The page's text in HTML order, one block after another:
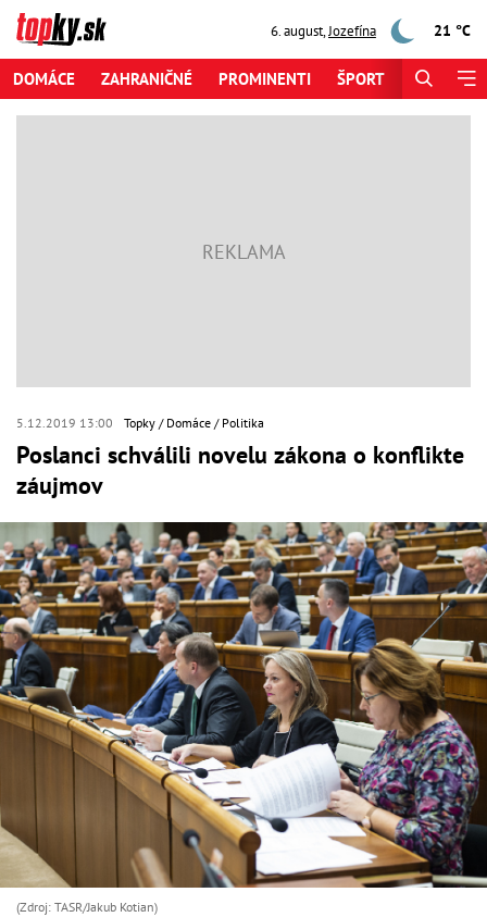
6. august,Jozefína 21 °C
DOMÁCE ZAHRANIČNÉ PROMINENTI ŠPORT
5.12.2019 13:00 Topky Domáce Politika
Poslanci schválili novelu zákona o konflikte
záujmov
(Zdroj: TASR/Jakub Kotian)